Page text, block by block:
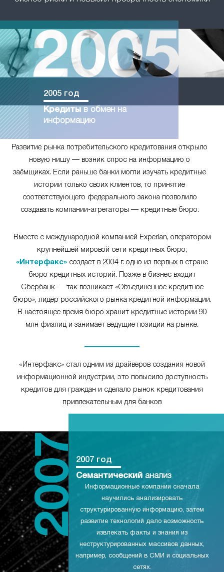
2005 год
Кредиты в обмен на
информацию
Развитие рынка потребительского кредитования открыло
новую нишу — возник спрос на информацию о
заёмщиках. Если раньше банки могли изучать кредитные
истории только своих клиентов, то принятие
соответствующего федерального закона позволило
создавать компании-агрегаторы — кредитные бюро.
Вместе с международной компанией Experian, оператором
крупнейшей мировой сети кредитных бюро,
«Интерфакс» создает в 2004 г. одно из первых в стране
бюро кредитных историй. Позже в бизнес входит
Сбербанк — так возникает «Объединенное кредитное
бюро», лидер российского рынка кредитной информации.
В настоящее время бюро хранит кредитные истории 90
млн физлиц и занимает ведущие позиции на рынке.
«Интерфакс» стал одним из драйверов создания новой
информационной индустрии, это повысило доступность
кредитов для граждан и сделало рынок кредитования
привлекательным для банков
2007 год
Семантический анализ
Информационные компании сначала
научились анализировать
структурированную информацию, затем
развитие технологий дало возможность
извлекать факты и знания из
неструктурированных массивов данных,
например, сообщений в СМИ и социальных
сетях.